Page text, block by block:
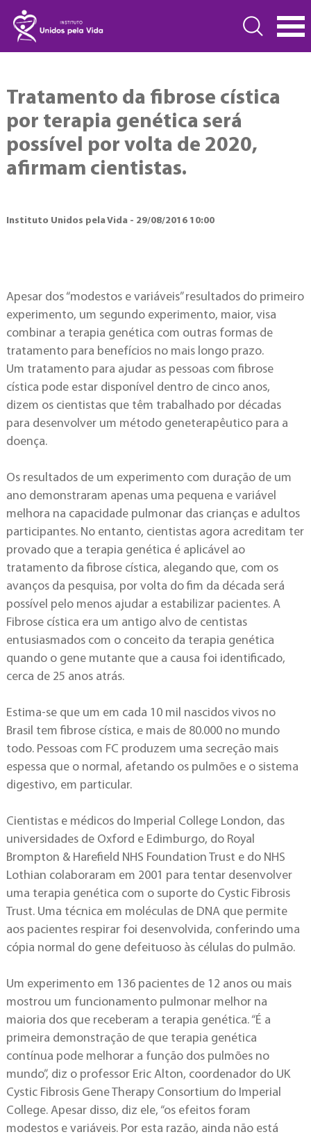
Tratamento da fibrose cística
por terapia genética será
possível por volta de 2020,
afirmam cientistas.
Instituto Unidos pela Vida - 29/08/2016 10:00
Apesar dos “modestos e variáveis” resultados do primeiro
experimento, um segundo experimento, maior, visa
combinar a terapia genética com outras formas de
tratamento para benefícios no mais longo prazo.
Um tratamento para ajudar as pessoas com fibrose
cística pode estar disponível dentro de cinco anos,
dizem os cientistas que têm trabalhado por décadas
para desenvolver um método geneterapêutico para a
doença.
Os resultados de um experimento com duração de um
ano demonstraram apenas uma pequena e variável
melhora na capacidade pulmonar das crianças e adultos
participantes. No entanto, cientistas agora acreditam ter
provado que a terapia genética é aplicável ao
tratamento da fibrose cística, alegando que, com os
avanços da pesquisa, por volta do fim da década será
possível pelo menos ajudar a estabilizar pacientes. A
Fibrose cística era um antigo alvo de centistas
entusiasmados com o conceito da terapia genética
quando o gene mutante que a causa foi identificado,
cerca de 25 anos atrás.
Estima-se que um em cada 10 mil nascidos vivos no
Brasil tem fibrose cística, e mais de 80.000 no mundo
todo. Pessoas com FC produzem uma secreção mais
espessa que o normal, afetando os pulmões e o sistema
digestivo, em particular.
Cientistas e médicos do Imperial College London, das
universidades de Oxford e Edimburgo, do Royal
Brompton & Harefield NHS Foundation Trust e do NHS
Lothian colaboraram em 2001 para tentar desenvolver
uma terapia genética com o suporte do Cystic Fibrosis
Trust. Uma técnica em moléculas de DNA que permite
aos pacientes respirar foi desenvolvida, conferindo uma
cópia normal do gene defeituoso às células do pulmão.
Um experimento em 136 pacientes de 12 anos ou mais
mostrou um funcionamento pulmonar melhor na
maioria dos que receberam a terapia genética. “É a
primeira demonstração de que terapia genética
contínua pode melhorar a função dos pulmões no
mundo”, diz o professor Eric Alton, coordenador do UK
Cystic Fibrosis Gene Therapy Consortium do Imperial
College. Apesar disso, diz ele, “os efeitos foram
modestos e variáveis. Por esta razão, ainda não está